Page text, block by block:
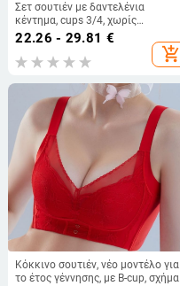
Σετ σουτιέν με δαντελένια
κέντημα, cups 3/4, χωρίς
μεταλλικές ράβδους, molded cups
με λεπτό επάνω και παχύτερο
κάτω, κύριο ύφασμα νάιλον,
κούμπωμα τεσσάρων σειρών
22.26 - 29.81 €
add_shopping_cart
Κόκκινο σουτιέν, νέο μοντέλο για
το έτος γέννησης, με B-cup, σχήμα